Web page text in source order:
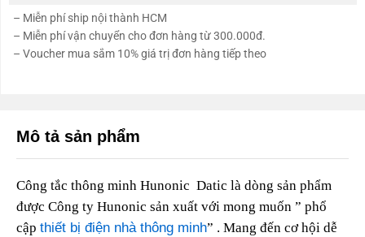
– Miễn phí ship nội thành HCM
– Miễn phí vận chuyển cho đơn hàng từ 300.000đ.
– Voucher mua sắm 10% giá trị đơn hàng tiếp theo
Mô tả sản phẩm
Công tắc thông minh Hunonic Datic là dòng sản phẩm
được Công ty Hunonic sản xuất với mong muốn ” phổ
cập thiết bị điện nhà thông minh” . Mang đến cơ hội dễ